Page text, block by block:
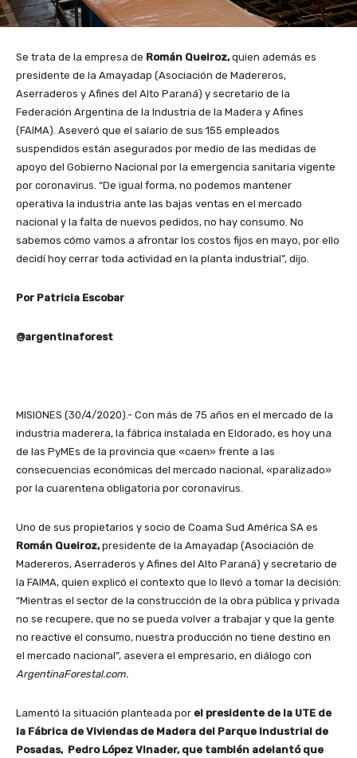
Se trata de la empresa de Román Queiroz,quien además es
presidente de la Amayadap (Asociación de Madereros,
Aserraderos y Afines del Alto Paraná) y secretario de la
Federación Argentina de la Industria de la Madera y Afines
(FAIMA). Aseveró que el salario de sus 155 empleados
suspendidos están asegurados por medio de las medidas de
apoyo del Gobierno Nacional por la emergencia sanitaria vigente
por coronavirus. “De igual forma, no podemos mantener
operativa la industria ante las bajas ventas en el mercado
nacional y la falta de nuevos pedidos, no hay consumo. No
sabemos cómo vamos a afrontar los costos fijos en mayo, por ello
decidí hoy cerrar toda actividad en la planta industrial”, dijo.
Por Patricia Escobar
@argentinaforest
MISIONES (30/4/2020).- Con más de 75 años en el mercado de la
industria maderera, la fábrica instalada en Eldorado, es hoy una
de las PyMEs de la provincia que «caen» frente a las
consecuencias económicas del mercado nacional, «paralizado»
por la cuarentena obligatoria por coronavirus.
Uno de sus propietarios y socio de Coama Sud América SA es
Román Queiroz,presidente de la Amayadap (Asociación de
Madereros, Aserraderos y Afines del Alto Paraná) y secretario de
la FAIMA, quien explicó el contexto que lo llevó a tomar la decisión:
“Mientras el sector de la construcción de la obra pública y privada
no se recupere, que no se pueda volver a trabajar y que la gente
no reactive el consumo, nuestra producción no tiene destino en
el mercado nacional”, asevera el empresario, en diálogo con
ArgentinaForestal.com.
Lamentó la situación planteada por el presidente de la UTE de
la Fábrica de Viviendas de Madera del Parque Industrial de
Posadas, Pedro López Vinader, que también adelantó que